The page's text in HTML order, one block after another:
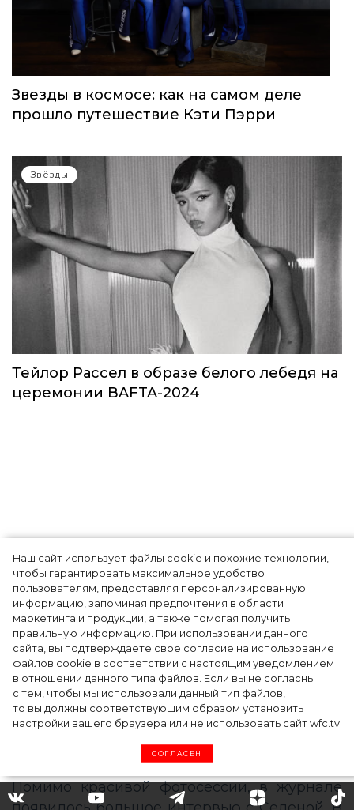
Наш сайт использует файлы cookie и похожие технологии,
чтобы гарантировать максимальное удобство
пользователям, предоставляя персонализированную
информацию, запоминая предпочтения в области
маркетинга и продукции, а также помогая получить
правильную информацию. При использовании данного
сайта, вы подтверждаете свое согласие на использование
файлов cookie в соответствии с настоящим уведомлением
в отношении данного типа файлов. Если вы не согласны
с тем, чтобы мы использовали данный тип файлов,
то вы должны соответствующим образом установить
настройки вашего браузера или не использовать сайт wfc.tv
СОГЛАСЕН
Звёзды
Звезды в космосе: как на самом деле
прошло путешествие Кэти Пэрри
Тейлор Рассел в образе белого лебедя на
церемонии BAFTA-2024